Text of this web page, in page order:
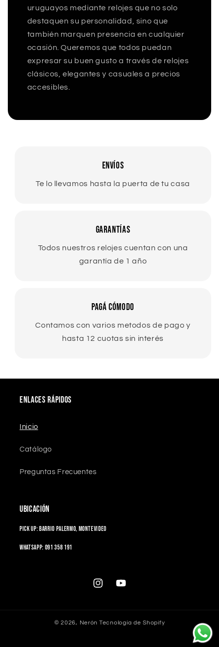
uruguayos mediante relojes que no solo
destaquen su personalidad, sino que
también marquen presencia en cualquier
ocasión. Queremos que todos puedan
expresar su buen gusto a través de relojes
clásicos, elegantes y casuales a precios
accesibles.
ENVÍOS
Te lo llevamos hasta la puerta de tu casa
GARANTÍAS
Todos nuestros relojes cuentan con una
garantía de 1 año
Pagá cómodo
Contamos con varios metodos de pago y
hasta 12 cuotas sin interés
Enlaces rápidos
Inicio
Catálogo
Preguntas Frecuentes
UBICACIÓN
Pick up: Barrio Palermo, Montevideo
Whatsapp: 091 358 191
InstagramYouTube
© 2026, Nerón Tecnología de Shopify